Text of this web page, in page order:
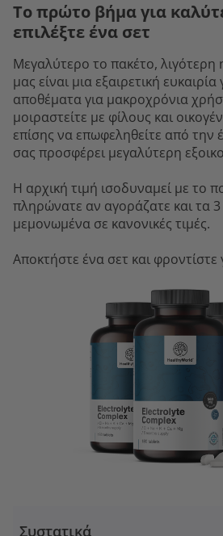
Το πρώτο βήμα για
επιλέξτε ένα σετ
Μεγαλύτερο το πακέτο, λιγότερη
μας είναι μια εξαιρετική
αποθέματα για μακροχρόνια
μοιραστείτε με φίλους και
επίσης να επωφεληθείτε από
σας προσφέρει μεγαλύτερη
Η αρχική τιμή ισοδυναμεί με το
πληρώνατε αν αγοράζατε και τα
μεμονωμένα σε κανονικές τιμές.
Αποκτήστε ένα σετ και φροντίστε
Συστατικά